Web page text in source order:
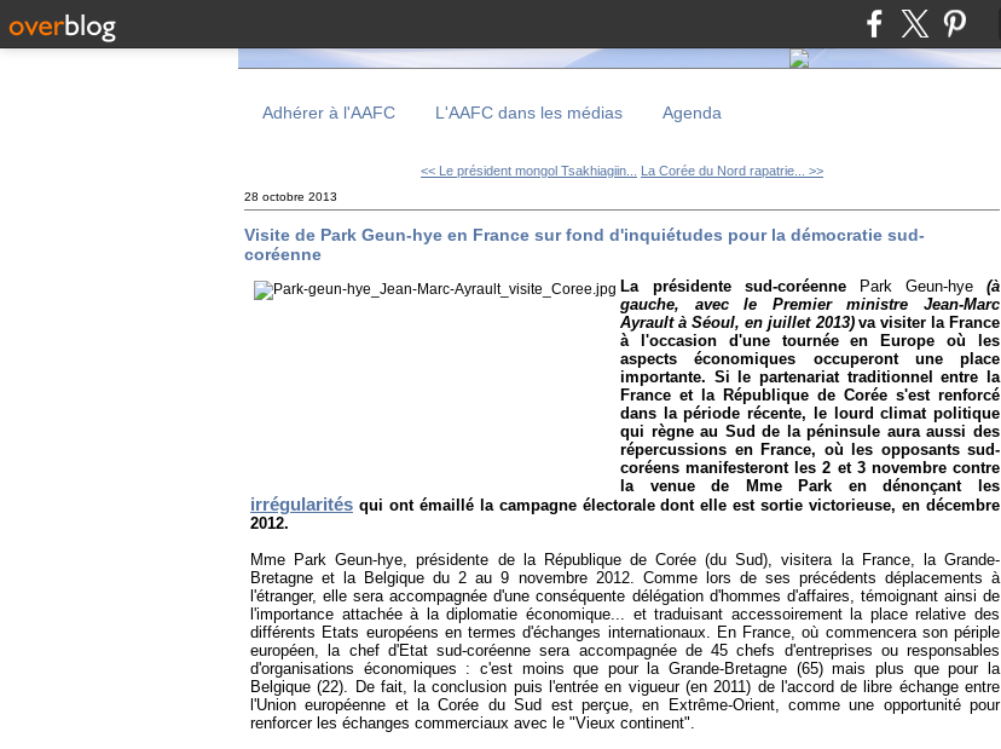
Adhérer à l'AAFC L'AAFC dans les médias Agenda
<< Le président mongol Tsakhiagiin... La Corée du Nord rapatrie... >>
28 octobre 2013
Visite de Park Geun-hye en France sur fond d'inquiétudes pour la démocratie sud-
coréenne
La présidente sud-coréenne Park Geun-hye
(à
gauche, avec le Premier ministre Jean-Marc
Ayrault à Séoul, en juillet 2013) va visiter la France
à l'occasion d'une tournée en Europe où les
aspects économiques occuperont une place
importante. Si le partenariat traditionnel entre la
France et la République de Corée s'est renforcé
dans la période récente, le lourd climat politique
qui règne au Sud de la péninsule aura aussi des
répercussions en France, où les opposants sud-
coréens manifesteront les 2 et 3 novembre contre
la venue de Mme Park en dénonçant les
irrégularités qui ont émaillé la campagne électorale dont elle est sortie victorieuse, en décembre
2012.
Mme Park Geun-hye, présidente de la République de Corée (du Sud), visitera la France, la Grande-
Bretagne et la Belgique du 2 au 9 novembre 2012. Comme lors de ses précédents déplacements à
l'étranger, elle sera accompagnée d'une conséquente délégation d'hommes d'affaires, témoignant ainsi de
l'importance attachée à la diplomatie économique... et traduisant accessoirement la place relative des
différents Etats européens en termes d'échanges internationaux. En France, où commencera son périple
européen, la chef d'Etat sud-coréenne sera accompagnée de 45 chefs d'entreprises ou responsables
d'organisations économiques : c'est moins que pour la Grande-Bretagne (65) mais plus que pour la
Belgique (22). De fait, la conclusion puis l'entrée en vigueur (en 2011) de l'accord de libre échange entre
l'Union européenne et la Corée du Sud est perçue, en Extrême-Orient, comme une opportunité pour
renforcer les échanges commerciaux avec le "Vieux continent".